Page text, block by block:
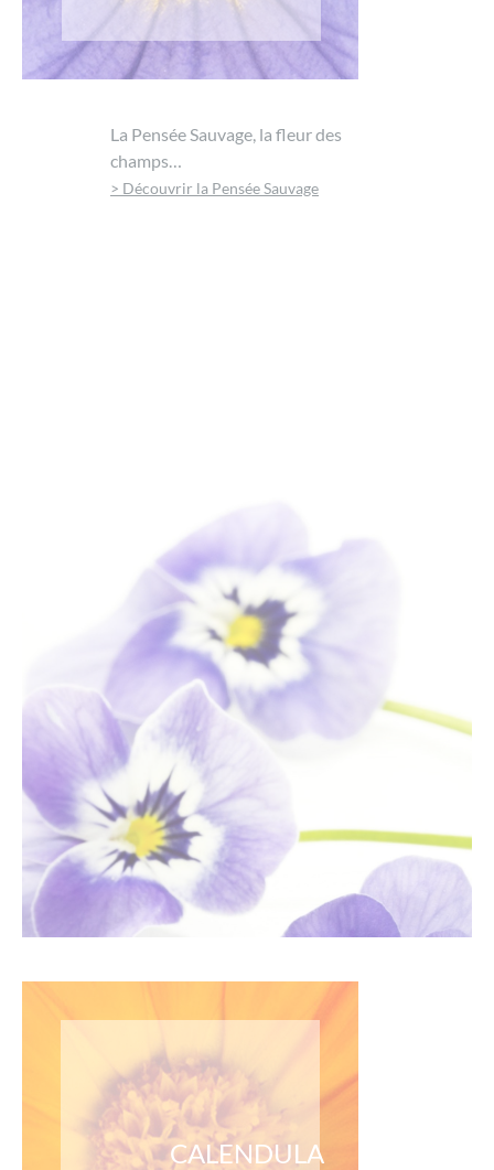
La Pensée Sauvage, la fleur des
champs…
> Découvrir la Pensée Sauvage
CALENDULA